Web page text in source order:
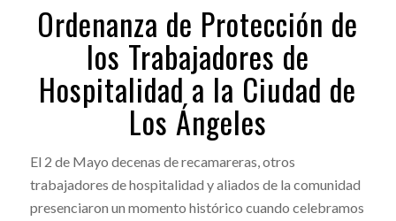
Ordenanza de Protección de
los Trabajadores de
Hospitalidad a la Ciudad de
Los Ángeles
El 2 de Mayo decenas de recamareras, otros
trabajadores de hospitalidad y aliados de la comunidad
presenciaron un momento histórico cuando celebramos